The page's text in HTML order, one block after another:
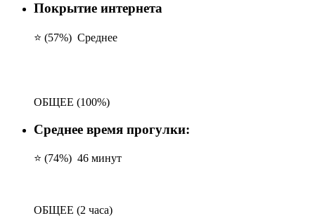
Покрытие интернета
⭐ (57%) Среднее
ОБЩЕЕ (100%)
Среднее время прогулки:
⭐ (74%) 46 минут
ОБЩЕЕ (2 часа)